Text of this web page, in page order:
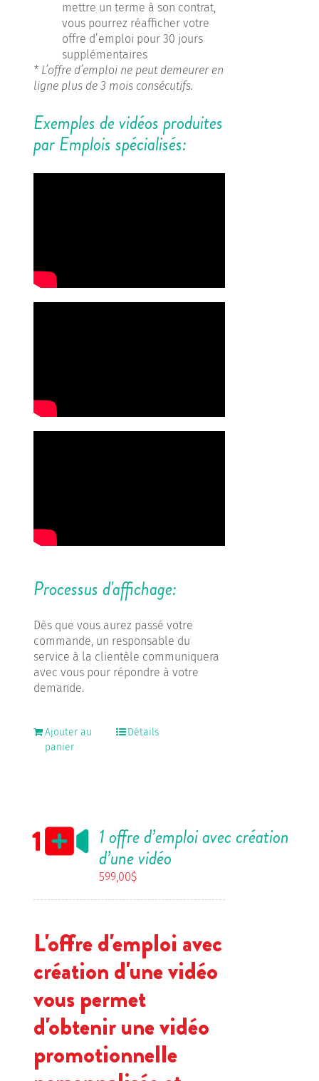
mettre un terme à son contrat,
vous pourrez réafficher votre
offre d’emploi pour 30 jours
supplémentaires
* L’offre d’emploi ne peut demeurer en
ligne plus de 3 mois consécutifs.
Exemples de vidéos produites
par Emplois spécialisés:
Processus d'affichage:
Dès que vous aurez passé votre
commande, un responsable du
service à la clientèle communiquera
avec vous pour répondre à votre
demande.
Ajouter au
panier
Détails
1 offre d’emploi avec création
d’une vidéo
599,00$
L'offre d'emploi avec
création d'une vidéo
vous permet
d'obtenir une vidéo
promotionnelle